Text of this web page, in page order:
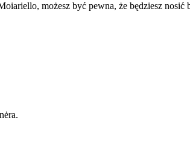
możesz być pewna, że będziesz